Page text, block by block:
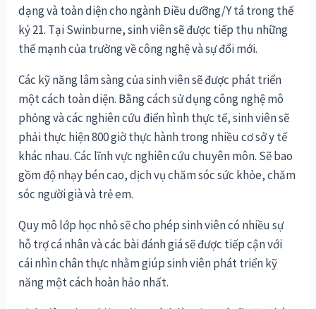
dạng và toàn diện cho ngành Điều dưỡng/Y tá trong thế
kỷ 21. Tại Swinburne, sinh viên sẽ được tiếp thu những
thế mạnh của trường về công nghệ và sự đổi mới.
Các kỹ năng lâm sàng của sinh viên sẽ được phát triển
một cách toàn diện. Bằng cách sử dụng công nghệ mô
phỏng và các nghiên cứu điển hình thực tế, sinh viên sẽ
phải thực hiện 800 giờ thực hành trong nhiều cơ sở y tế
khác nhau. Các lĩnh vực nghiên cứu chuyên môn. Sẽ bao
gồm độ nhạy bén cao, dịch vụ chăm sóc sức khỏe, chăm
sóc người già và trẻ em.
Quy mô lớp học nhỏ sẽ cho phép sinh viên có nhiều sự
hỗ trợ cá nhân và các bài đánh giá sẽ được tiếp cận với
cái nhìn chân thực nhằm giúp sinh viên phát triển kỹ
năng một cách hoàn hảo nhất.